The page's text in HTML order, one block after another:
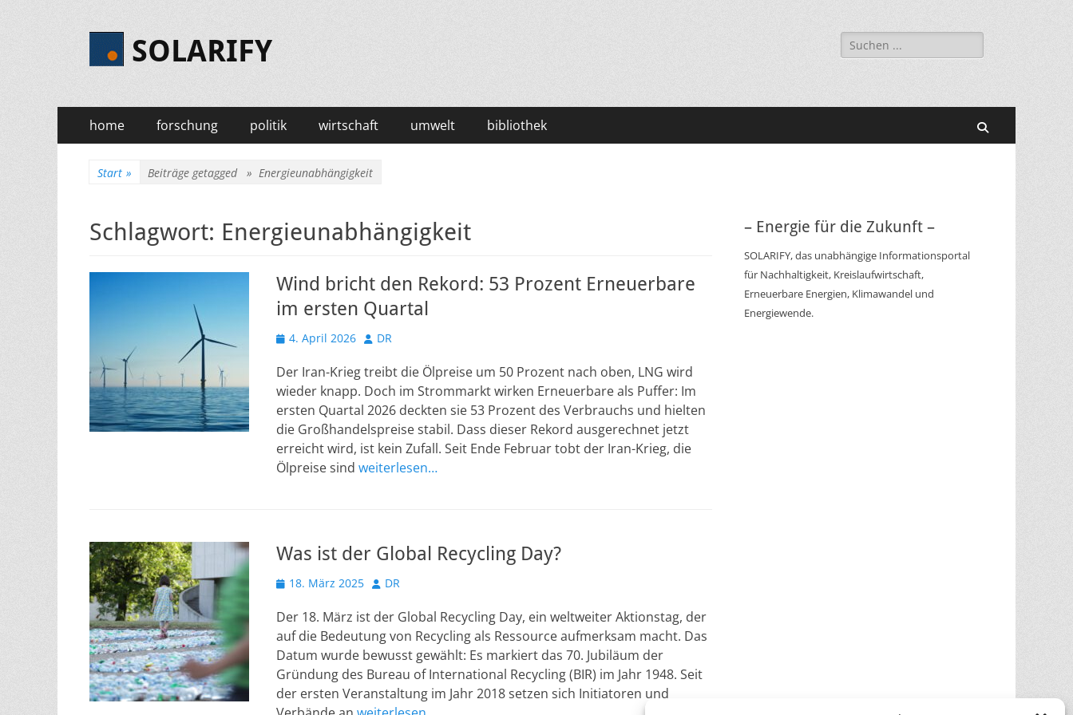
SOLARIFY
Suchen
nach:
Primäres
Menü
Zum
Inhalt
home forschung politik wirtschaft umwelt bibliothek
Start » Beiträge getagged » Energieunabhängigkeit
Schlagwort: Energieunabhängigkeit
Wind bricht den Rekord: 53 Prozent Erneuerbare
im ersten Quartal
Veröffentlicht
4. April 2026 Autor
DR
Der Iran-Krieg treibt die Ölpreise um 50 Prozent nach oben, LNG wird
wieder knapp. Doch im Strommarkt wirken Erneuerbare als Puffer: Im
ersten Quartal 2026 deckten sie 53 Prozent des Verbrauchs und hielten
die Großhandelspreise stabil. Dass dieser Rekord ausgerechnet jetzt
erreicht wird, ist kein Zufall. Seit Ende Februar tobt der Iran-Krieg, die
Ölpreise sind weiterlesen…
Was ist der Global Recycling Day?
Veröffentlicht
18. März 2025 Autor
DR
Der 18. März ist der Global Recycling Day, ein weltweiter Aktionstag, der
auf die Bedeutung von Recycling als Ressource aufmerksam macht. Das
Datum wurde bewusst gewählt: Es markiert das 70. Jubiläum der
Gründung des Bureau of International Recycling (BIR) im Jahr 1948. Seit
der ersten Veranstaltung im Jahr 2018 setzen sich Initiatoren und
– Energie für die Zukunft –
SOLARIFY, das unabhängige Informationsportal
für Nachhaltigkeit, Kreislaufwirtschaft,
Erneuerbare Energien, Klimawandel und
Energiewende.